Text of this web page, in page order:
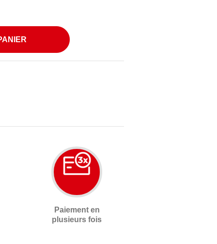
Paiement en
plusieurs fois